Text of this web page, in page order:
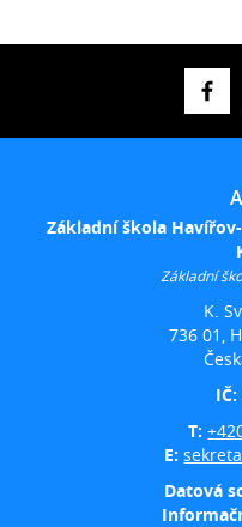
Základní škola
Základní
K.
736 01,
IČ:
T:
E:
Datová